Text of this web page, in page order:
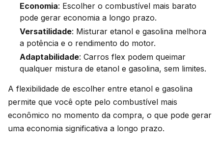
Economia: Escolher o combustível mais barato
pode gerar economia a longo prazo.
Versatilidade: Misturar etanol e gasolina melhora
a potência e o rendimento do motor.
Adaptabilidade: Carros flex podem queimar
qualquer mistura de etanol e gasolina, sem limites.
A flexibilidade de escolher entre etanol e gasolina
permite que você opte pelo combustível mais
econômico no momento da compra, o que pode gerar
uma economia significativa a longo prazo.